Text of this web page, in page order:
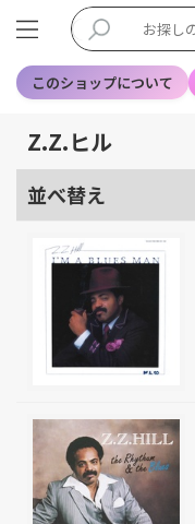
このショップについて
Z.Z.ヒル
並べ替え